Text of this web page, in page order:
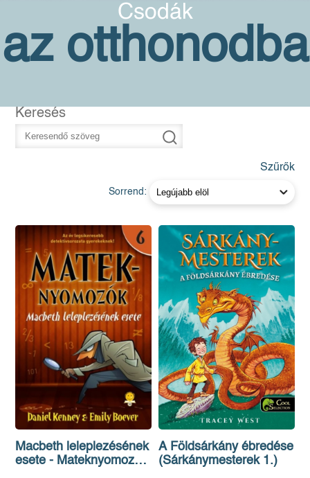
Csodák
az otthonodba
Keresés
Szűrők
Sorrend:
Macbeth leleplezésének
esete - Mateknyomozók
A Földsárkány ébredése
(Sárkánymesterek 1.)